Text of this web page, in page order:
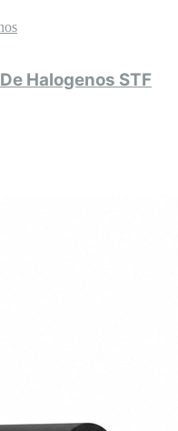
Halogenos STF